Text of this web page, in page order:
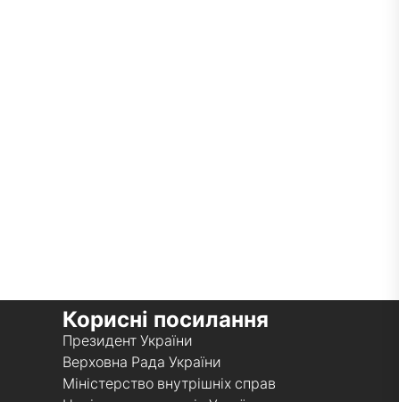
Корисні посилання
Президент України
Верховна Рада України
Міністерство внутрішніх справ